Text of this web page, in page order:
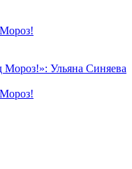
Ульяна Синяева